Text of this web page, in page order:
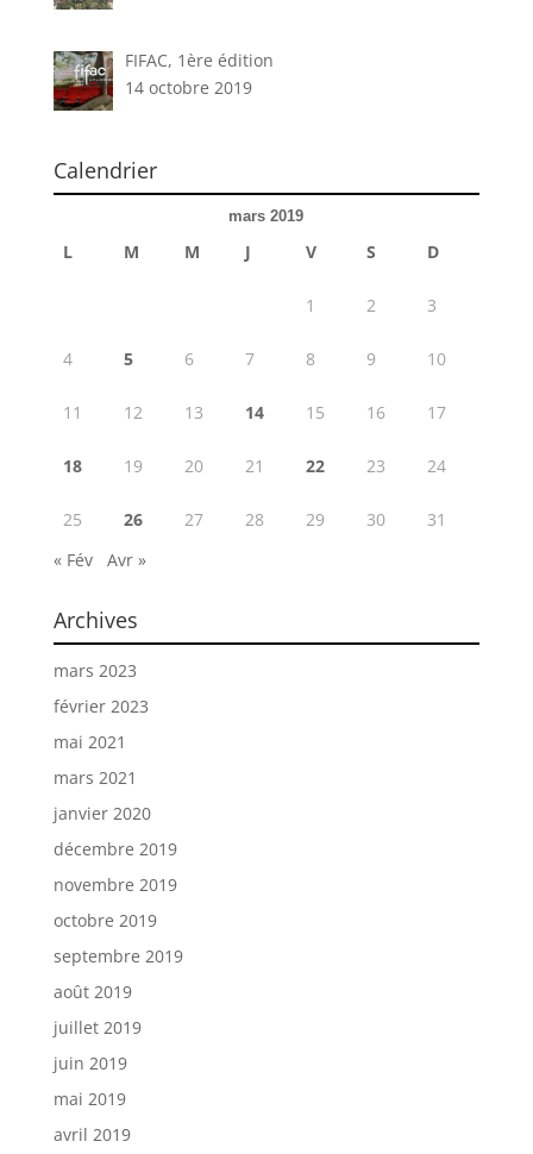
FIFAC, 1ère édition
14 octobre 2019
Calendrier
mars 2019
L M M J V S D
1 2 3
4 5 6 7 8 9 10
11 12 13 14 15 16 17
18 19 20 21 22 23 24
25 26 27 28 29 30
31
« Fév
Avr »
Archives
mars 2023
février 2023
mai 2021
mars 2021
janvier 2020
décembre 2019
novembre 2019
octobre 2019
septembre 2019
août 2019
juillet 2019
juin 2019
mai 2019
avril 2019